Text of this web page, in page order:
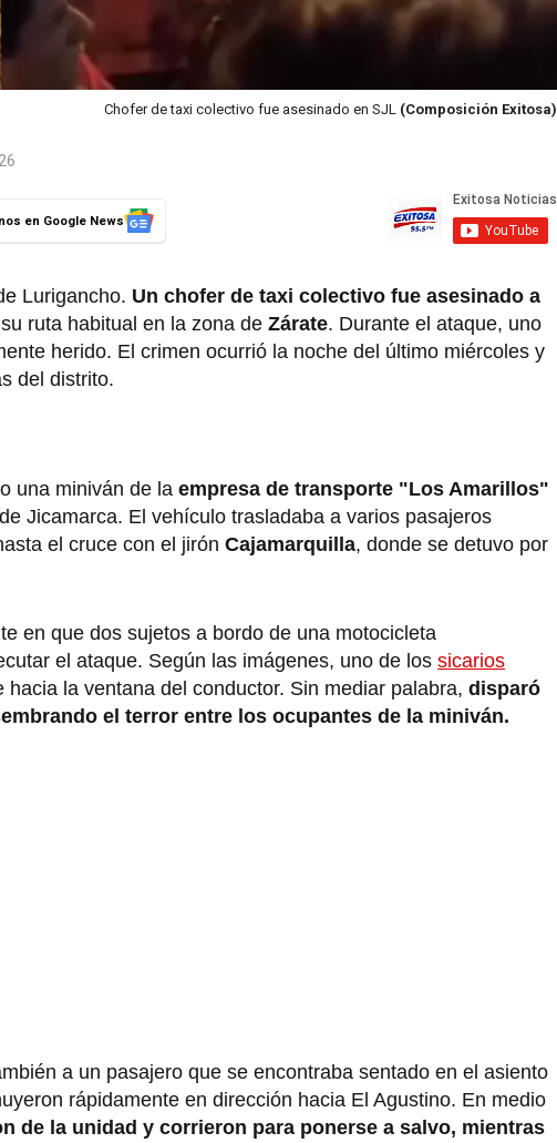
Chofer de taxi colectivo fue asesinado en SJL (Composición Exitosa)
en Google News
Lurigancho. Un chofer de taxi colectivo fue asesinado a
ruta habitual en la zona de Zárate. Durante el ataque, uno
herido. El crimen ocurrió la noche del último miércoles y
del distrito.
una miniván de la empresa de transporte "Los Amarillos"
Jicamarca. El vehículo trasladaba a varios pasajeros
el cruce con el jirón Cajamarquilla, donde se detuvo por
en que dos sujetos a bordo de una motocicleta
el ataque. Según las imágenes, uno de los sicarios
la ventana del conductor. Sin mediar palabra, disparó
el terror entre los ocupantes de la miniván.
a un pasajero que se encontraba sentado en el asiento
rápidamente en dirección hacia El Agustino. En medio
de la unidad y corrieron para ponerse a salvo, mientras